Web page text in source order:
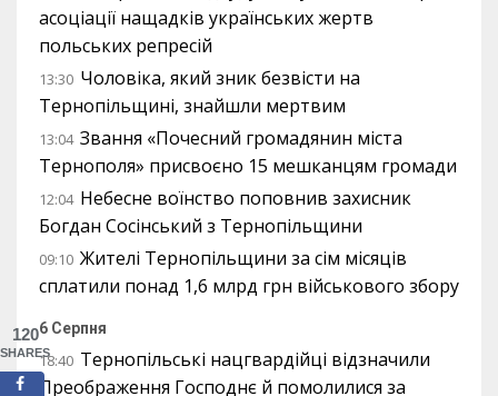
асоціації нащадків українських жертв
польських репресій
13:30 Чоловіка, який зник безвісти на
Тернопільщині, знайшли мертвим
13:04 Звання «Почесний громадянин міста
Тернополя» присвоєно 15 мешканцям громади
12:04 Небесне воїнство поповнив захисник
Богдан Сосінський з Тернопільщини
09:10 Жителі Тернопільщини за сім місяців
сплатили понад 1,6 млрд грн військового збору
6 Серпня
18:40 Тернопільські нацгвардійці відзначили
Преображення Господнє й помолилися за
120
SHARES